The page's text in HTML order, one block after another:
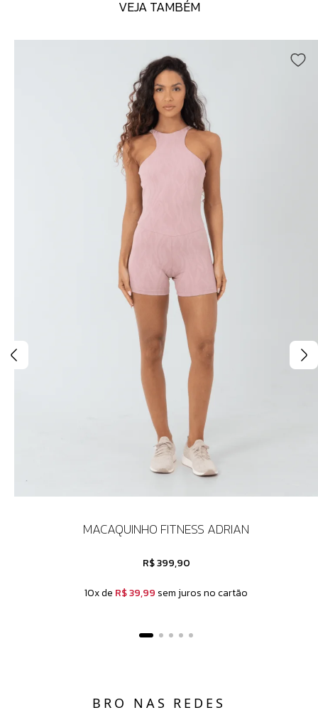
VEJA TAMBÉM
MACAQUINHO FITNESS ADRIAN
R$ 399,90
10x de R$ 39,99 sem juros no cartão
BRO NAS REDES